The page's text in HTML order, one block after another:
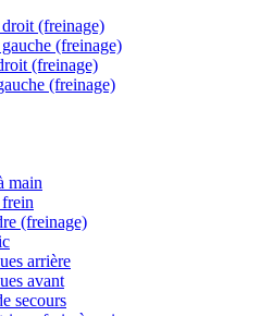
(freinage)
(freinage)
(freinage)
(freinage)
main
(freinage)
arrière
avant
secours